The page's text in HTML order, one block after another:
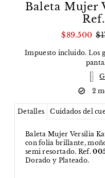
Baleta Mujer
$89.500
Impuesto incluido. Los
2
Detalles Cuidados del
Baleta Mujer Versilia
con folia brillante,
semi resortado. Ref.
Dorado y Plateado.